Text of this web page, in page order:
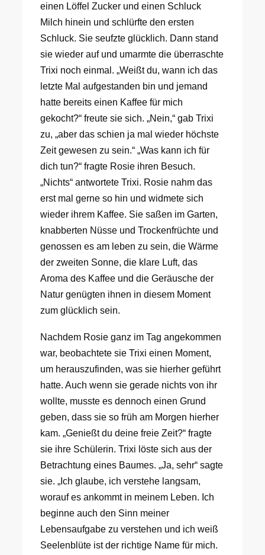
einen Löffel Zucker und einen Schluck
Milch hinein und schlürfte den ersten
Schluck. Sie seufzte glücklich. Dann stand
sie wieder auf und umarmte die überraschte
Trixi noch einmal. „Weißt du, wann ich das
letzte Mal aufgestanden bin und jemand
hatte bereits einen Kaffee für mich
gekocht?“ freute sie sich. „Nein,“ gab Trixi
zu, „aber das schien ja mal wieder höchste
Zeit gewesen zu sein.“ „Was kann ich für
dich tun?“ fragte Rosie ihren Besuch.
„Nichts“ antwortete Trixi. Rosie nahm das
erst mal gerne so hin und widmete sich
wieder ihrem Kaffee. Sie saßen im Garten,
knabberten Nüsse und Trockenfrüchte und
genossen es am leben zu sein, die Wärme
der zweiten Sonne, die klare Luft, das
Aroma des Kaffee und die Geräusche der
Natur genügten ihnen in diesem Moment
zum glücklich sein.
Nachdem Rosie ganz im Tag angekommen
war, beobachtete sie Trixi einen Moment,
um herauszufinden, was sie hierher geführt
hatte. Auch wenn sie gerade nichts von ihr
wollte, musste es dennoch einen Grund
geben, dass sie so früh am Morgen hierher
kam. „Genießt du deine freie Zeit?“ fragte
sie ihre Schülerin. Trixi löste sich aus der
Betrachtung eines Baumes. „Ja, sehr“ sagte
sie. „Ich glaube, ich verstehe langsam,
worauf es ankommt in meinem Leben. Ich
beginne auch den Sinn meiner
Lebensaufgabe zu verstehen und ich weiß
Seelenblüte ist der richtige Name für mich.